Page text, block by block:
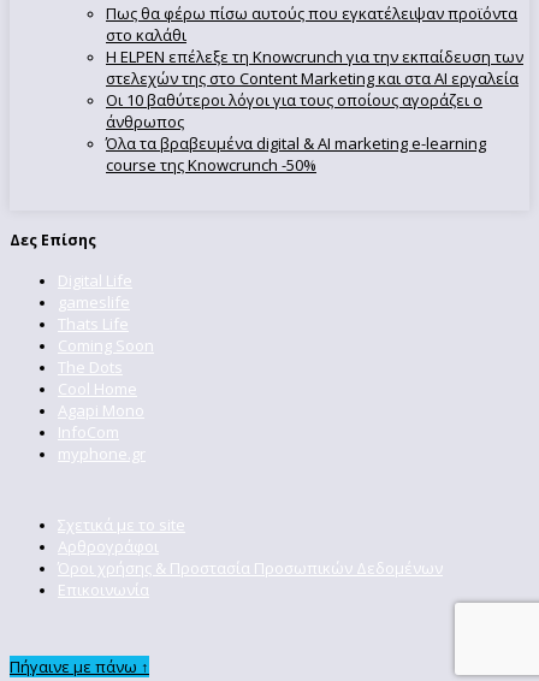
Πως θα φέρω πίσω αυτούς που εγκατέλειψαν προϊόντα
στο καλάθι
Η ELPEN επέλεξε τη Knowcrunch για την εκπαίδευση των
στελεχών της στο Content Marketing και στα AI εργαλεία
Οι 10 βαθύτεροι λόγοι για τους οποίους αγοράζει ο
άνθρωπος
Όλα τα βραβευμένα digital & AI marketing e-learning
course της Knowcrunch -50%
Δες Επίσης
Digital Life
gameslife
Thats Life
Coming Soon
The Dots
Cool Home
Agapi Mono
InfoCom
myphone.gr
Σχετικά με το site
Αρθρογράφοι
Όροι χρήσης & Προστασία Προσωπικών Δεδομένων
Επικοινωνία
Πήγαινε με πάνω ↑